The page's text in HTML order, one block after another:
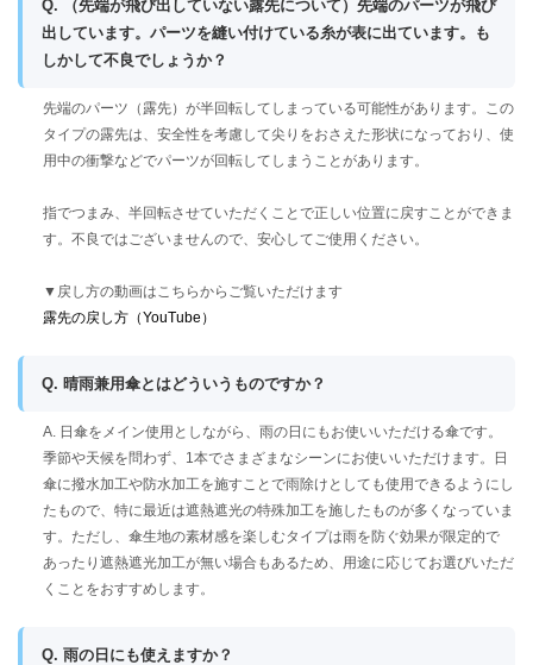
Q. （先端が飛び出していない露先について）先端のパーツが飛び
出しています。パーツを縫い付けている糸が表に出ています。も
しかして不良でしょうか？
先端のパーツ（露先）が半回転してしまっている可能性があります。この
タイプの露先は、安全性を考慮して尖りをおさえた形状になっており、使
用中の衝撃などでパーツが回転してしまうことがあります。
指でつまみ、半回転させていただくことで正しい位置に戻すことができま
す。不良ではございませんので、安心してご使用ください。
▼戻し方の動画はこちらからご覧いただけます
露先の戻し方（YouTube）
Q. 晴雨兼用傘とはどういうものですか？
A. 日傘をメイン使用としながら、雨の日にもお使いいただける傘です。
季節や天候を問わず、1本でさまざまなシーンにお使いいただけます。日
傘に撥水加工や防水加工を施すことで雨除けとしても使用できるようにし
たもので、特に最近は遮熱遮光の特殊加工を施したものが多くなっていま
す。ただし、傘生地の素材感を楽しむタイプは雨を防ぐ効果が限定的で
あったり遮熱遮光加工が無い場合もあるため、用途に応じてお選びいただ
くことをおすすめします。
Q. 雨の日にも使えますか？